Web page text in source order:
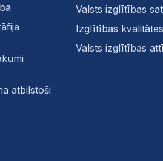
atbilstoši
Valsts izglītības
Izglītības
Valsts izglītības